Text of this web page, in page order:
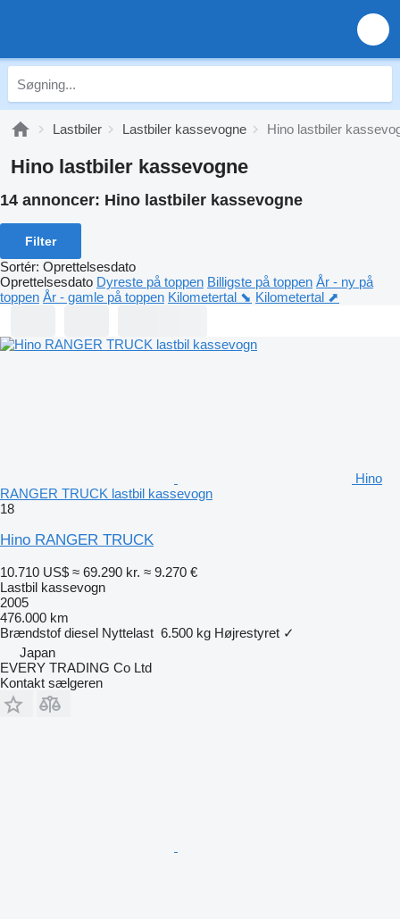
Lastbiler Lastbiler kassevogne Hino lastbiler
Hino lastbiler kassevogne
14 annoncer: Hino lastbiler kassevogne
Filter
Sortér: Oprettelsesdato
Oprettelsesdato Dyreste på toppen Billigste på toppen År - ny på
toppen År - gamle på toppen Kilometertal ⬊ Kilometertal ⬈
Hino
RANGER TRUCK lastbil kassevogn
18
Hino RANGER TRUCK
10.710 US$ ≈ 69.290 kr. ≈ 9.270 €
Lastbil kassevogn
2005
476.000 km
Brændstof diesel Nyttelast 6.500 kg Højrestyret ✓
Japan
EVERY TRADING Co Ltd
Kontakt sælgeren